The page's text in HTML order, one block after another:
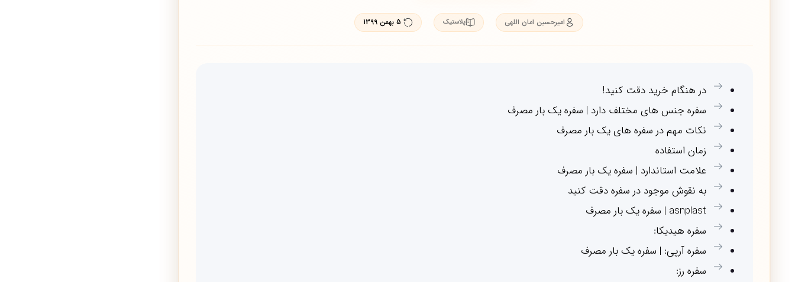
امیرحسین امان اللهی پلاستیک 5 بهمن 1399
در هنگام خرید دقت کنید!
سفره جنس های مختلف دارد | سفره یک بار مصرف
نکات مهم در سفره های یک بار مصرف
زمان استفاده
علامت استاندارد | سفره یک بار مصرف
به نقوش موجود در سفره دقت کنید
asnplast | سفره یک بار مصرف
سفره هیدیکا:
سفره آرپی: | سفره یک بار مصرف
سفره رز: